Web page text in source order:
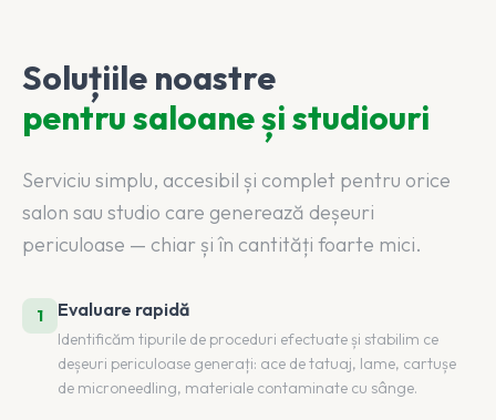
Soluțiile noastre
pentru saloane și studiouri
Serviciu simplu, accesibil și complet pentru orice
salon sau studio care generează deșeuri
periculoase — chiar și în cantități foarte mici.
1 Evaluare rapidă
Identificăm tipurile de proceduri efectuate și stabilim ce
deșeuri periculoase generați: ace de tatuaj, lame, cartușe
de microneedling, materiale contaminate cu sânge.